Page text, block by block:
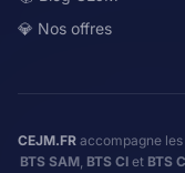
💎 Nos offres
CEJM.FR accompagne
BTS SAM, BTS CI et BTS